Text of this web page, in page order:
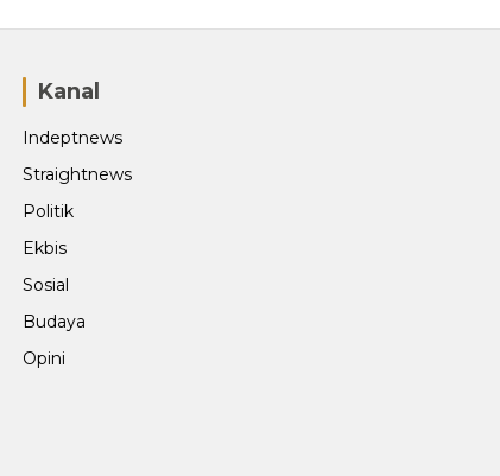
Kanal
Indeptnews
Straightnews
Politik
Ekbis
Sosial
Budaya
Opini